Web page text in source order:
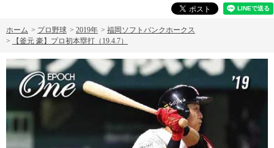
ホーム > プロ野球 > 2019年 > 福岡ソフトバンクホークス
>
【釜元 豪】プロ初本塁打（19.4.7）